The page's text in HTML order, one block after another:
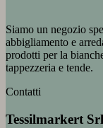
Siamo un negozio
abbigliamento e
prodotti per la
tappezzeria e tende.
Contatti
Tessilmarkert Srl